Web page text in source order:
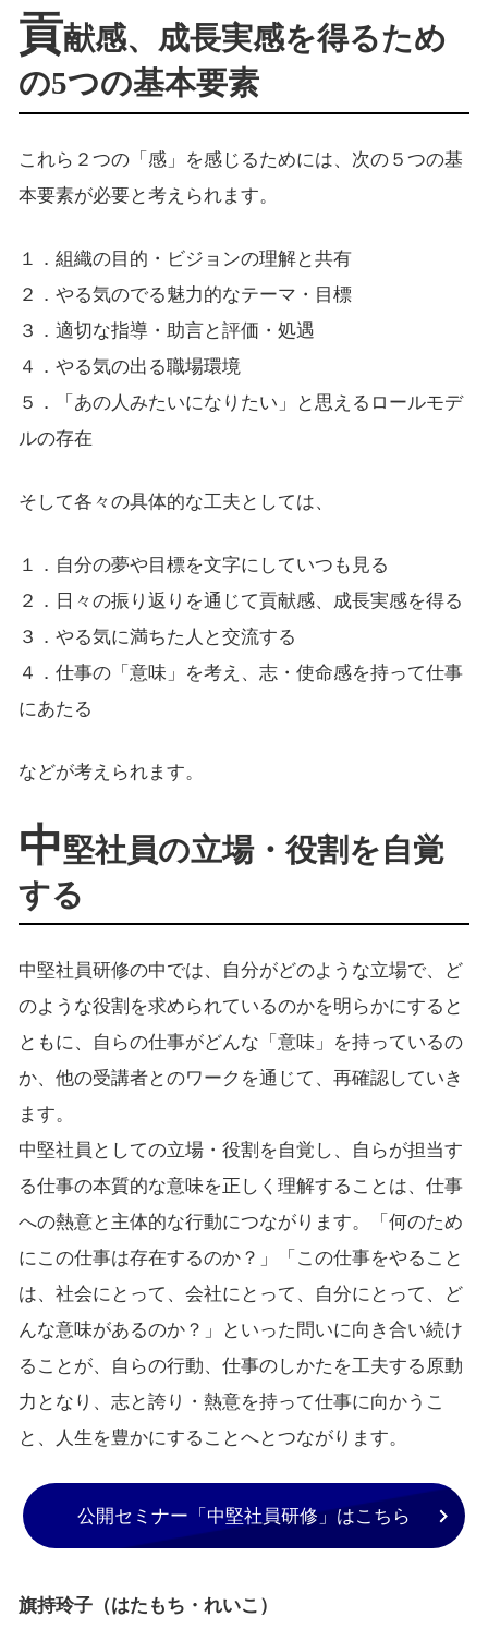
貢献感、成長実感を得るため
の5つの基本要素
これら２つの「感」を感じるためには、次の５つの基
本要素が必要と考えられます。
１．組織の目的・ビジョンの理解と共有
２．やる気のでる魅力的なテーマ・目標
３．適切な指導・助言と評価・処遇
４．やる気の出る職場環境
５．「あの人みたいになりたい」と思えるロールモデ
ルの存在
そして各々の具体的な工夫としては、
１．自分の夢や目標を文字にしていつも見る
２．日々の振り返りを通じて貢献感、成長実感を得る
３．やる気に満ちた人と交流する
４．仕事の「意味」を考え、志・使命感を持って仕事
にあたる
などが考えられます。
中堅社員の立場・役割を自覚
する
中堅社員研修の中では、自分がどのような立場で、ど
のような役割を求められているのかを明らかにすると
ともに、自らの仕事がどんな「意味」を持っているの
か、他の受講者とのワークを通じて、再確認していき
ます。
中堅社員としての立場・役割を自覚し、自らが担当す
る仕事の本質的な意味を正しく理解することは、仕事
への熱意と主体的な行動につながります。「何のため
にこの仕事は存在するのか？」「この仕事をやること
は、社会にとって、会社にとって、自分にとって、ど
んな意味があるのか？」といった問いに向き合い続け
ることが、自らの行動、仕事のしかたを工夫する原動
力となり、志と誇り・熱意を持って仕事に向かうこ
と、人生を豊かにすることへとつながります。
公開セミナー「中堅社員研修」はこちら
旗持玲子（はたもち・れいこ）